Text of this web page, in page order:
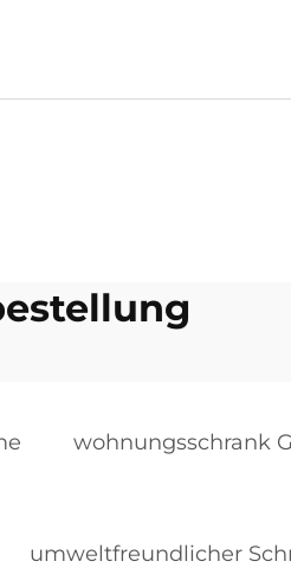
wohnungsschrank
umweltfreundlicher